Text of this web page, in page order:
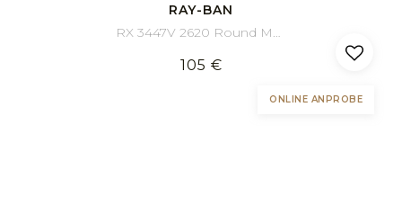
RAY-BAN
RX 3447V 2620 Round Metal 50/21
105 €
ONLINE ANPROBE